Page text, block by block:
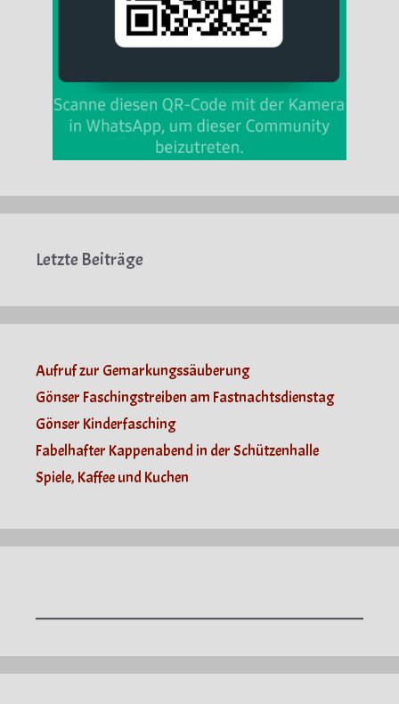
Letzte Beiträge
Aufruf zur Gemarkungssäuberung
Gönser Faschingstreiben am Fastnachtsdienstag
Gönser Kinderfasching
Fabelhafter Kappenabend in der Schützenhalle
Spiele, Kaffee und Kuchen